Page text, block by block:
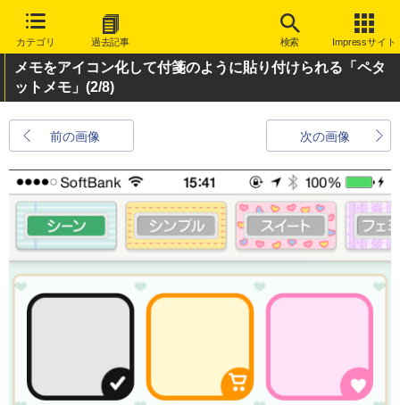
カテゴリ 過去記事 検索 Impressサイト
メモをアイコン化して付箋のように貼り付けられる「ペタ
ットメモ」 (2/8)
前の画像 次の画像